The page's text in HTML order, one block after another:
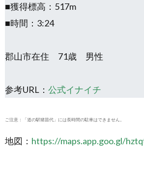
■獲得標高：517m
■時間：3:24
郡山市在住 71歳 男性
参考URL： 公式イナイチ
ご注意：「道の駅猪苗代」には長時間の駐車はできません。
地図： https://maps.app.goo.gl/